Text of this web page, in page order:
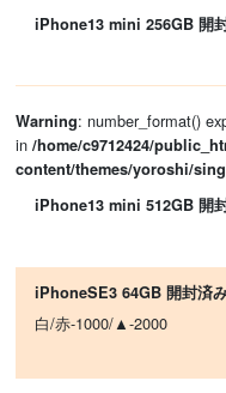
iPhone13 mini 256GB 開
Warning: number_format()
in /home/c9712424/
content/themes/yoroshi/
iPhone13 mini 512GB 開
iPhoneSE3 64GB 開封済
白/赤-1000/▲-2000